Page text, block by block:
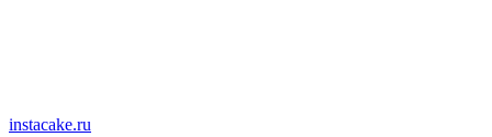
instacake.ru